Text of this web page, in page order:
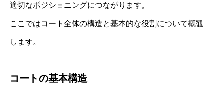
適切なポジショニングにつながります。
ここではコート全体の構造と基本的な役割について概観
します。
コートの基本構造